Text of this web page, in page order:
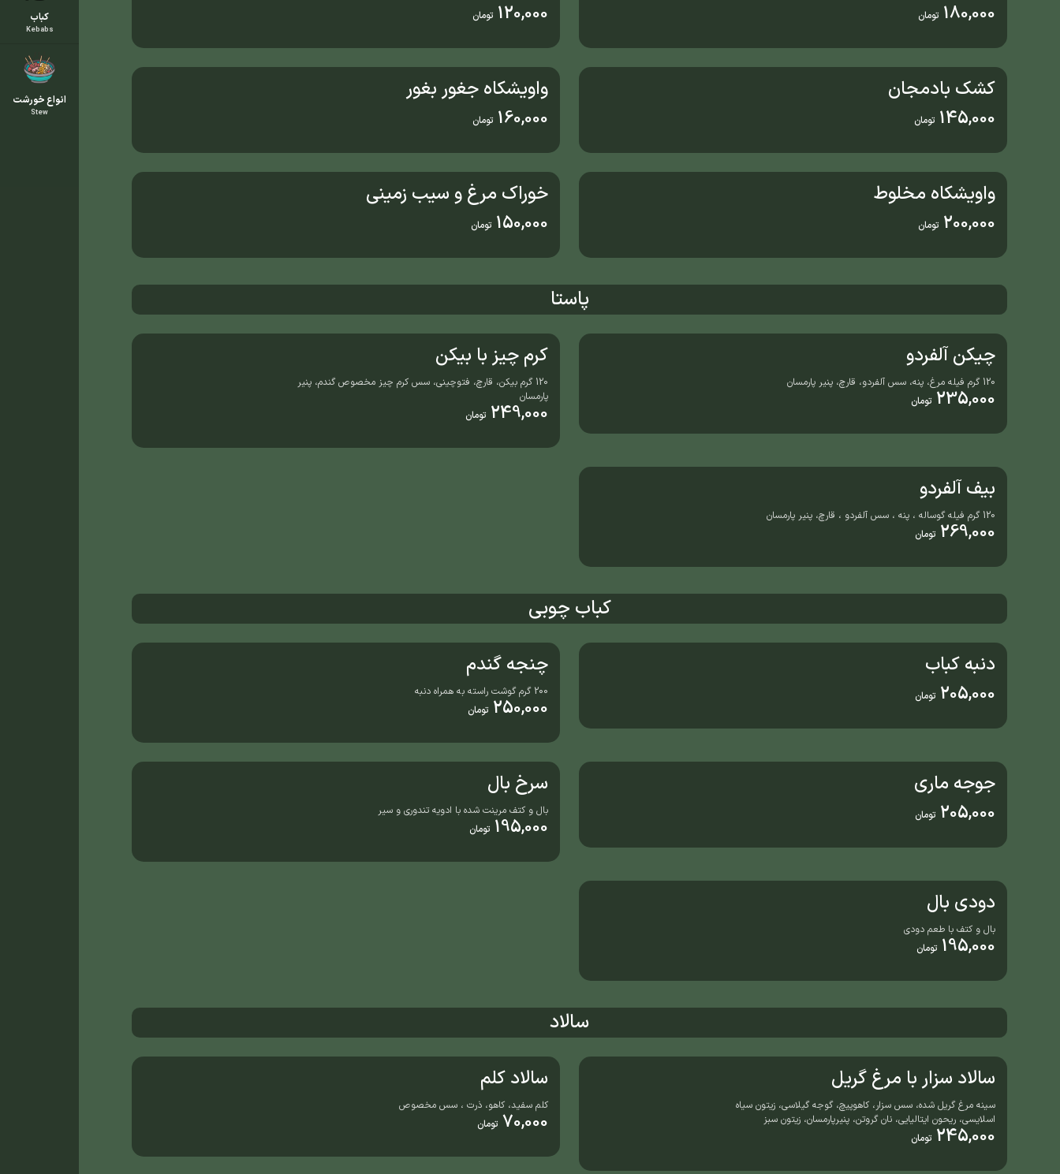
کباب
Kebabs
انواع خورشت
Stew
180,000 تومان 120,000 تومان
کشک بادمجان
145,000 تومان
واویشکاه جغور بغور
160,000 تومان
واویشکاه مخلوط
200,000 تومان
خوراک مرغ و سیب زمینی
150,000 تومان
پاستا
چیکن آلفردو
120 گرم فیله مرغ، پنه، سس آلفردو، قارچ، پنیر پارمسان
235,000 تومان
کرم چیز با بیکن
120 گرم بیکن، قارچ، فتوچینی، سس کرم چیز مخصوص گندم، پنیر
پارمسان
249,000 تومان
بیف آلفردو
120 گرم فیله گوساله ، پنه ، سس آلفردو ، قارچ، پنیر پارمسان
269,000 تومان
کباب چوبی
دنبه کباب
205,000 تومان
چنجه گندم
200 گرم گوشت راسته به همراه دنبه
250,000 تومان
جوجه ماری
205,000 تومان
سرخ بال
بال و کتف مرینت شده با ادویه تندوری و سیر
195,000 تومان
دودی بال
بال و کتف با طعم دودی
195,000 تومان
سالاد
سالاد سزار با مرغ گریل
سینه مرغ گریل شده، سس سزار، کاهوپیچ، گوجه گیلاسی، زیتون سیاه
اسلایسی، ریحون ایتالیایی، نان گروتن، پنیرپارمسان، زیتون سبز
245,000 تومان
سالاد کلم
کلم سفید، کاهو، ذرت ، سس مخصوص
70,000 تومان